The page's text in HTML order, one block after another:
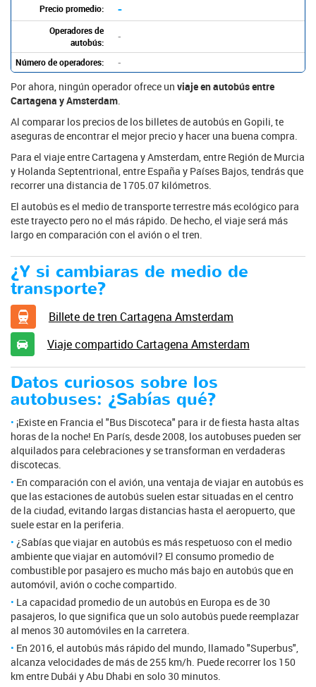
Precio promedio: -
Operadores de
autobús:
-
Número de operadores: -
Por ahora, ningún operador ofrece un viaje en autobús entre
Cartagena y Amsterdam.
Al comparar los precios de los billetes de autobús en Gopili, te
aseguras de encontrar el mejor precio y hacer una buena compra.
Para el viaje entre Cartagena y Amsterdam, entre Región de Murcia
y Holanda Septentrional, entre España y Países Bajos, tendrás que
recorrer una distancia de 1705.07 kilómetros.
El autobús es el medio de transporte terrestre más ecológico para
este trayecto pero no el más rápido. De hecho, el viaje será más
largo en comparación con el avión o el tren.
¿Y si cambiaras de medio de
transporte?
Billete de tren Cartagena Amsterdam
Viaje compartido Cartagena Amsterdam
Datos curiosos sobre los
autobuses: ¿Sabías qué?
¡Existe en Francia el "Bus Discoteca" para ir de fiesta hasta altas
horas de la noche! En París, desde 2008, los autobuses pueden ser
alquilados para celebraciones y se transforman en verdaderas
discotecas.
En comparación con el avión, una ventaja de viajar en autobús es
que las estaciones de autobús suelen estar situadas en el centro
de la ciudad, evitando largas distancias hasta el aeropuerto, que
suele estar en la periferia.
¿Sabías que viajar en autobús es más respetuoso con el medio
ambiente que viajar en automóvil? El consumo promedio de
combustible por pasajero es mucho más bajo en autobús que en
automóvil, avión o coche compartido.
La capacidad promedio de un autobús en Europa es de 30
pasajeros, lo que significa que un solo autobús puede reemplazar
al menos 30 automóviles en la carretera.
En 2016, el autobús más rápido del mundo, llamado "Superbus",
alcanza velocidades de más de 255 km/h. Puede recorrer los 150
km entre Dubái y Abu Dhabi en solo 30 minutos.